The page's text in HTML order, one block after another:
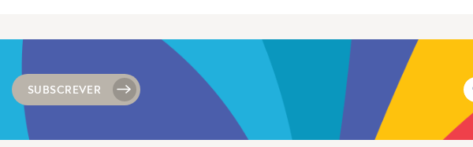
SUBSCREVER